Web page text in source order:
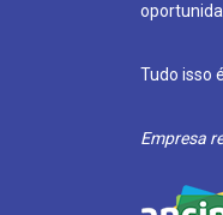
Tudo isso
Empresa